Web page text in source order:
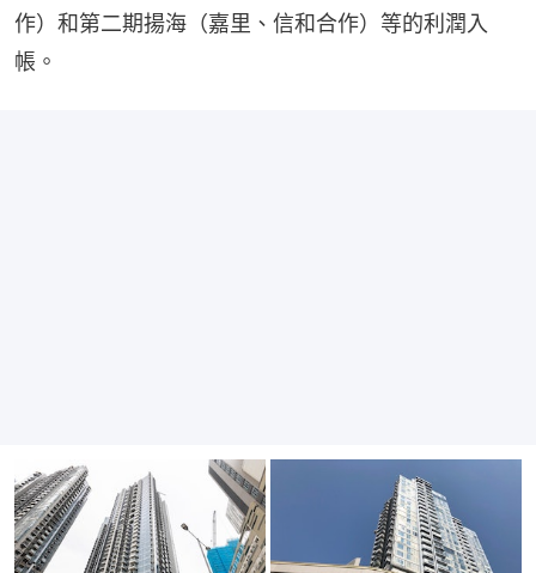
作）和第二期揚海（嘉里、信和合作）等的利潤入
帳。